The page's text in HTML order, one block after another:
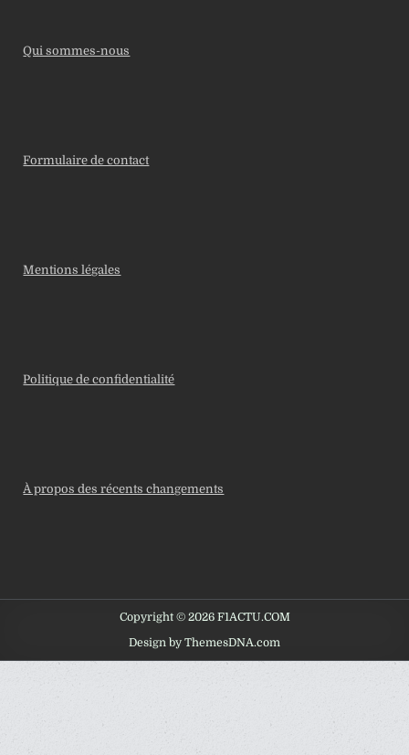
Qui sommes-nous
Formulaire de contact
Mentions légales
Politique de confidentialité
À propos des récents changements
Copyright © 2026 F1ACTU.COM
Design by ThemesDNA.com